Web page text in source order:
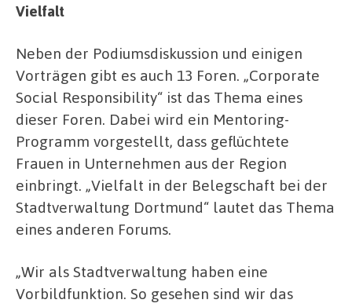
Vielfalt
Neben der Podiumsdiskussion und einigen
Vorträgen gibt es auch 13 Foren. „Corporate
Social Responsibility“ ist das Thema eines
dieser Foren. Dabei wird ein Mentoring-
Programm vorgestellt, dass geflüchtete
Frauen in Unternehmen aus der Region
einbringt. „Vielfalt in der Belegschaft bei der
Stadtverwaltung Dortmund“ lautet das Thema
eines anderen Forums.
„Wir als Stadtverwaltung haben eine
Vorbildfunktion. So gesehen sind wir das